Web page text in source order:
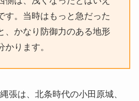
す。当時はもっと急だった
、かなり防御力のある地形
かります。
張は、北条時代の小田原城、